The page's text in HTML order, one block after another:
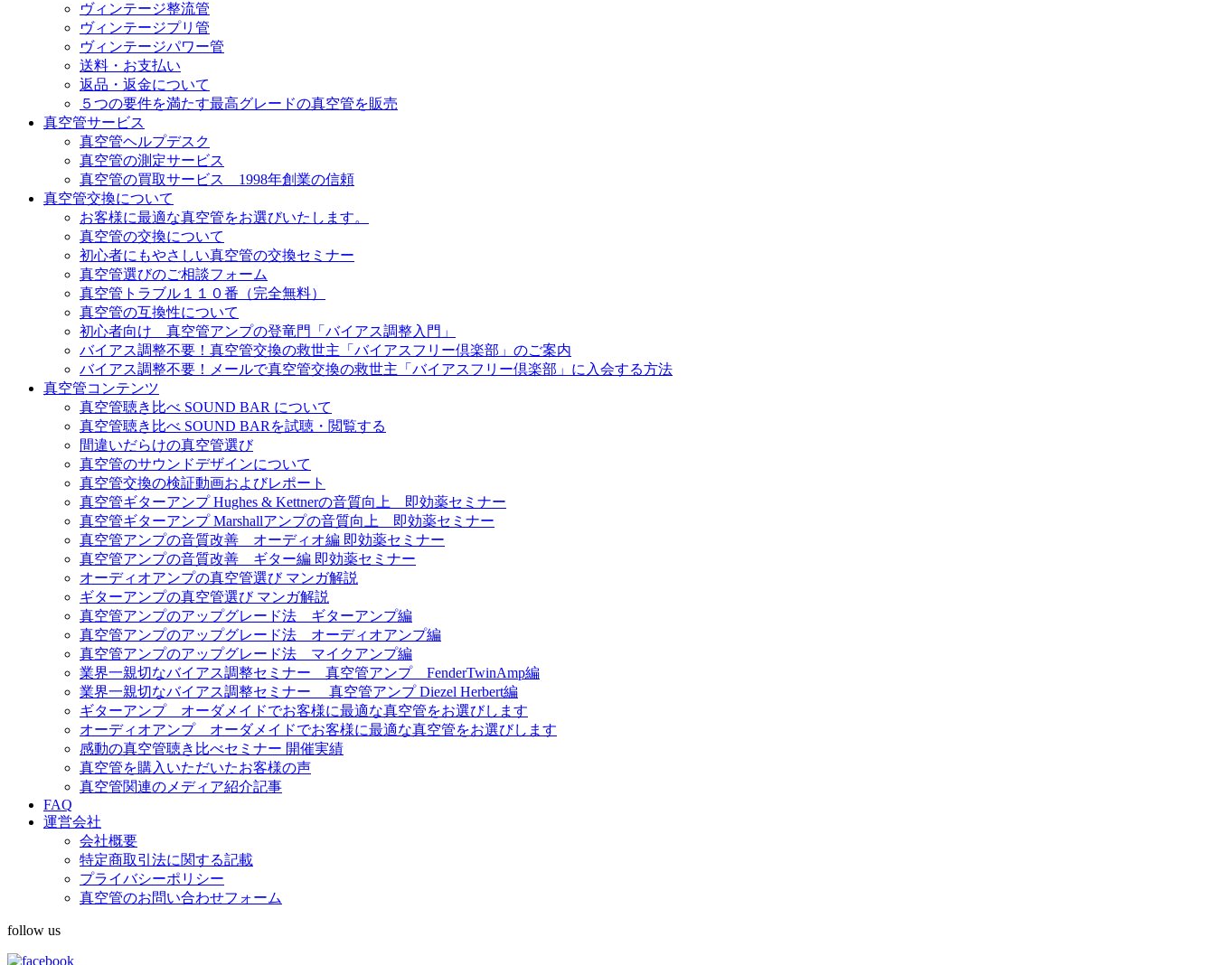
ヴィンテージ整流管
ヴィンテージプリ管
ヴィンテージパワー管
送料・お支払い
返品・返金について
５つの要件を満たす最高グレードの真空管を販売
真空管サービス
真空管ヘルプデスク
真空管の測定サービス
真空管の買取サービス 1998年創業の信頼
真空管交換について
お客様に最適な真空管をお選びいたします。
真空管の交換について
初心者にもやさしい真空管の交換セミナー
真空管選びのご相談フォーム
真空管トラブル１１０番（完全無料）
真空管の互換性について
初心者向け 真空管アンプの登竜門「バイアス調整入門」
バイアス調整不要！真空管交換の救世主「バイアスフリー倶楽部」のご案内
バイアス調整不要！メールで真空管交換の救世主「バイアスフリー倶楽部」に入会する方法
真空管コンテンツ
真空管聴き比べ SOUND BAR について
真空管聴き比べ SOUND BARを試聴・閲覧する
間違いだらけの真空管選び
真空管のサウンドデザインについて
真空管交換の検証動画およびレポート
真空管ギターアンプ Hughes & Kettnerの音質向上 即効薬セミナー
真空管ギターアンプ Marshallアンプの音質向上 即効薬セミナー
真空管アンプの音質改善 オーディオ編 即効薬セミナー
真空管アンプの音質改善 ギター編 即効薬セミナー
オーディオアンプの真空管選び マンガ解説
ギターアンプの真空管選び マンガ解説
真空管アンプのアップグレード法 ギターアンプ編
真空管アンプのアップグレード法 オーディオアンプ編
真空管アンプのアップグレード法 マイクアンプ編
業界一親切なバイアス調整セミナー 真空管アンプ FenderTwinAmp編
業界一親切なバイアス調整セミナー 真空管アンプ Diezel Herbert編
ギターアンプ オーダメイドでお客様に最適な真空管をお選びします
オーディオアンプ オーダメイドでお客様に最適な真空管をお選びします
感動の真空管聴き比べセミナー 開催実績
真空管を購入いただいたお客様の声
真空管関連のメディア紹介記事
FAQ
運営会社
会社概要
特定商取引法に関する記載
プライバシーポリシー
真空管のお問い合わせフォーム
follow us